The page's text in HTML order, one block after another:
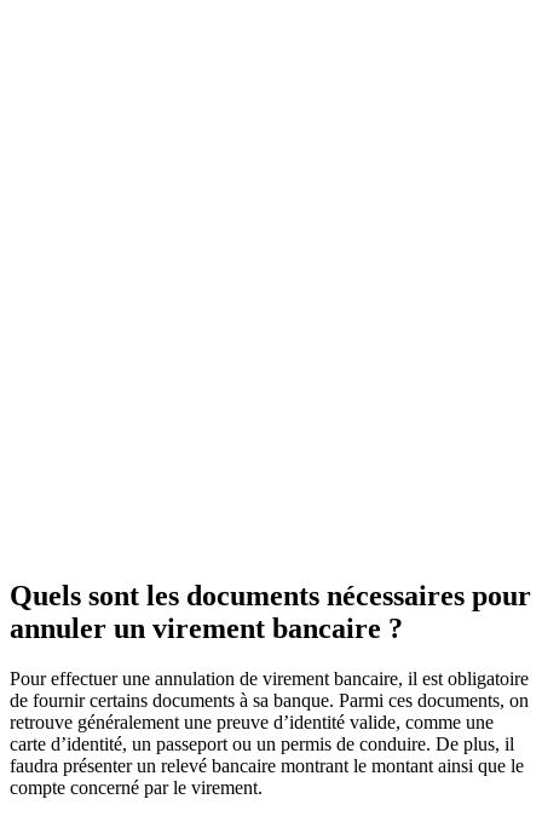
Quels sont les documents nécessaires pour
annuler un virement bancaire ?
Pour effectuer une annulation de virement bancaire, il est obligatoire
de fournir certains documents à sa banque. Parmi ces documents, on
retrouve généralement une preuve d’identité valide, comme une
carte d’identité, un passeport ou un permis de conduire. De plus, il
faudra présenter un relevé bancaire montrant le montant ainsi que le
compte concerné par le virement.